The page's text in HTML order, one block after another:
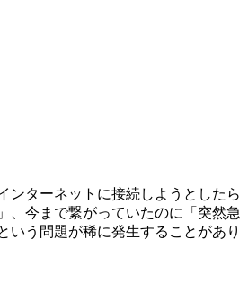
ンターネットに接続しようとしたら
、今まで繋がっていたのに「突然急
いう問題が稀に発生することがあり